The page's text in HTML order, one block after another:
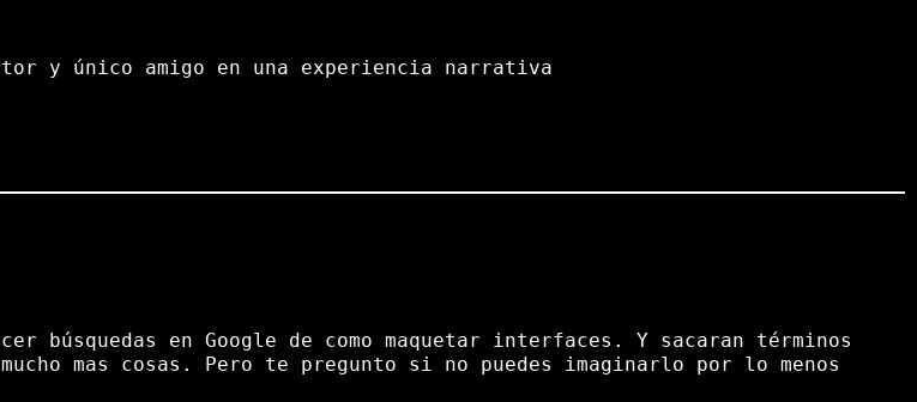
y único amigo en una experiencia narrativa
búsquedas en Google de como maquetar interfaces. Y sacaran términos
mas cosas. Pero te pregunto si no puedes imaginarlo por lo menos